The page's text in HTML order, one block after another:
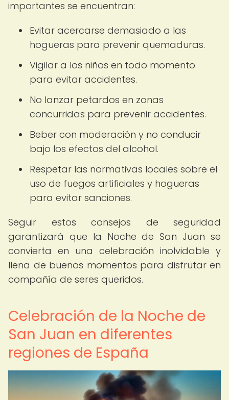
importantes se encuentran:
Evitar acercarse demasiado a las
hogueras para prevenir quemaduras.
Vigilar a los niños en todo momento
para evitar accidentes.
No lanzar petardos en zonas
concurridas para prevenir accidentes.
Beber con moderación y no conducir
bajo los efectos del alcohol.
Respetar las normativas locales sobre el
uso de fuegos artificiales y hogueras
para evitar sanciones.
Seguir estos consejos de seguridad
garantizará que la Noche de San Juan se
convierta en una celebración inolvidable y
llena de buenos momentos para disfrutar en
compañía de seres queridos.
Celebración de la Noche de
San Juan en diferentes
regiones de España